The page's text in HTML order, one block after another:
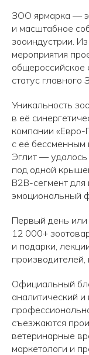
ЗОО ярмарка —
и масштабное
зооиндустрии.
мероприятия
общероссийское
статус главного
Уникальность
в её
компании «Евро-
с её бессменным
Эглит — удалось
под одной
B2B-сегмент
эмоциональный
Первый день или
12 000+
и подарки,
производителей,
Официальный
аналитический
съезжаются
ветеринарные
маркетологи и